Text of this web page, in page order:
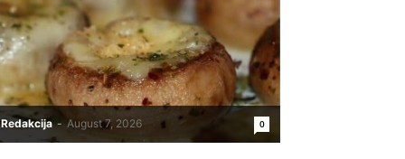
Redakcija - August 7, 2026 0